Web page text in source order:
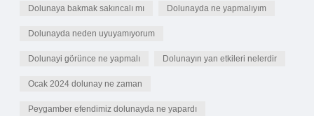
Dolunaya bakmak sakıncalı mı Dolunayda ne yapmalıyım
Dolunayda neden uyuyamıyorum
Dolunayi görünce ne yapmalı Dolunayın yan etkileri nelerdir
Ocak 2024 dolunay ne zaman
Peygamber efendimiz dolunayda ne yapardı